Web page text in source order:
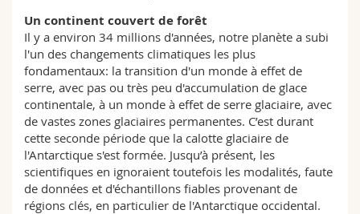
Un continent couvert de forêt
Il y a environ 34 millions d'années, notre planète a subi
l'un des changements climatiques les plus
fondamentaux: la transition d'un monde à effet de
serre, avec pas ou très peu d'accumulation de glace
continentale, à un monde à effet de serre glaciaire, avec
de vastes zones glaciaires permanentes. C’est durant
cette seconde période que la calotte glaciaire de
l'Antarctique s'est formée. Jusqu’à présent, les
scientifiques en ignoraient toutefois les modalités, faute
de données et d'échantillons fiables provenant de
régions clés, en particulier de l'Antarctique occidental.